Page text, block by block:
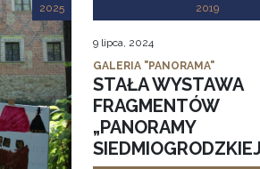
2025
2019
9 lipca, 2024
GALERIA "PANORAMA"
STAŁA WYSTAWA
FRAGMENTÓW
„PANORAMY